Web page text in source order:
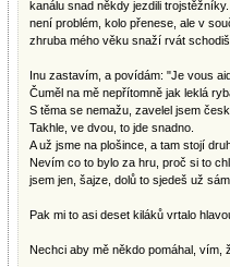
kanálu snad někdy jezdili
není problém, kolo přenese, ale v
zhruba mého věku snaží rvát
Inu zastavím, a povídám: "Je vous
Čuměl na mě nepřítomně jak leklá
S těma se nemažu, zavelel jsem
Takhle, ve dvou, to jde snadno.
A už jsme na plošince, a tam stojí
Nevím co to bylo za hru, proč si to
jsem jen, šajze, dolů to sjedeš už sám.
Pak mi to asi deset kiláků vrtalo
Nechci aby mě někdo pomáhal,